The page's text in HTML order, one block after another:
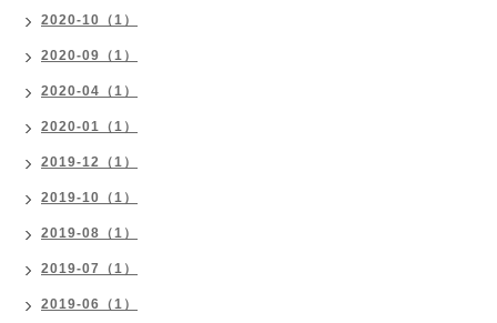
2020-10（1）
2020-09（1）
2020-04（1）
2020-01（1）
2019-12（1）
2019-10（1）
2019-08（1）
2019-07（1）
2019-06（1）